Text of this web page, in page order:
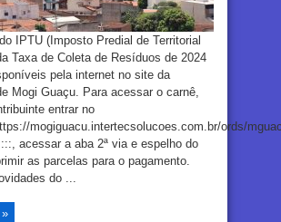
IPTU (Imposto Predial de Territorial
Taxa de Coleta de Resíduos de 2024
pela internet no site da
Mogi Guaçu. Para acessar o carnê,
entrar no
mogiguacu.intertecsolucoes.com.br/ords/
acessar a aba 2ª via e espelho do
as parcelas para o pagamento.
do ...